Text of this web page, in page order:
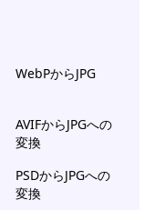
WebPからJPG
AVIFからJPGへの
変換
PSDからJPGへの
変換